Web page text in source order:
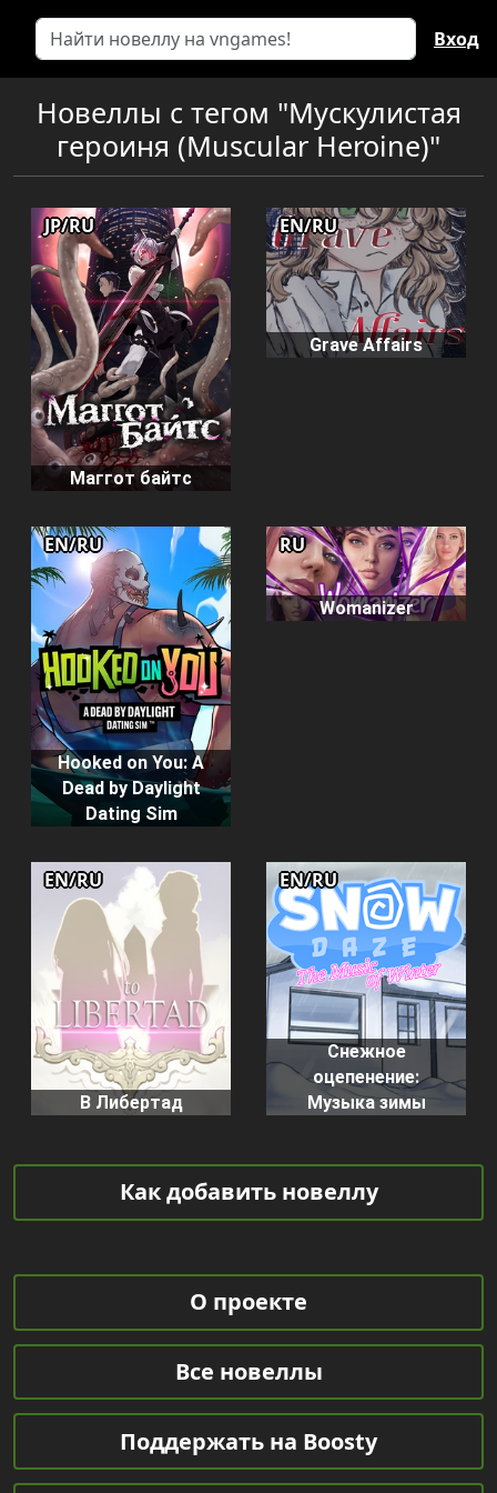
Вход
Новеллы с тегом "Мускулистая
героиня (Muscular Heroine)"
Маггот байтс
JP/RU
Grave Affairs
EN/RU
Hooked on You: A
Dead by Daylight
Dating Sim
EN/RU
Womanizer
RU
В Либертад
EN/RU
Снежное
оцепенение:
Музыка зимы
EN/RU
Как добавить новеллу
О проекте
Все новеллы
Поддержать на Boosty